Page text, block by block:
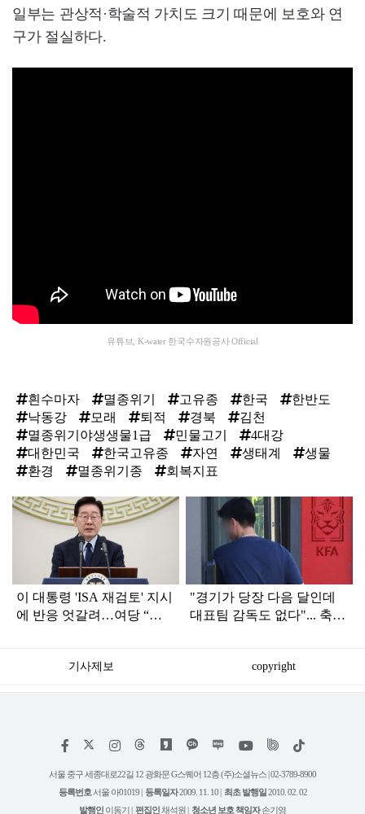
일부는 관상적·학술적 가치도 크기 때문에 보호와 연
구가 절실하다.
유튜브, K-water 한국수자원공사 Official
흰수마자 멸종위기 고유종 한국
한반도
낙동강
모래 퇴적 경북
김천
멸종위기야생생물1급
민물고기
4대강
대한민국
한국고유종 자연 생태계
생물
환경
멸종위기종 회복지표
탑
라
이 대통령 'ISA 재검토' 지시
에 반응 엇갈려…여당 “적
"경기가 당장 다음 달인데
대표팀 감독도 없다"... 축구
기사제보 copyright
페
스
인
타
램
위
트
유
튜
틱
서울 중구 세종대로22길 12 광화문 G스퀘어 12층 (주)소셜뉴스 | 02-3789-8900
등록번호서울 아01019 | 등록일자2009. 11. 10 | 최초 발행일 2010. 02. 02
발행인 이동기 | 편집인채석원 | 청소년 보호 책임자손기영